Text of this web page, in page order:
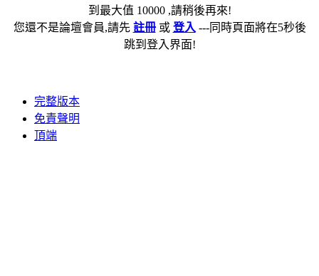
到最大值 10000 ,請稍後再來!
您還不是論壇會員,請先 註冊或 登入 ---同時頁面將在5秒後
跳到登入界面!
完整版本
免責聲明
頂端